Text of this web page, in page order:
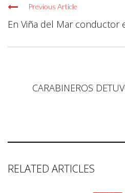
Previous Article
En Viña del Mar conductor
CARABINEROS
RELATED ARTICLES